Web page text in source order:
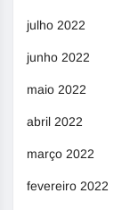
julho 2022
junho 2022
maio 2022
abril 2022
março 2022
fevereiro 2022